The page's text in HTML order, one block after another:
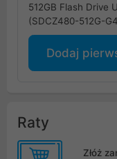
512GB Flash Drive
(SDCZ480-512G-
Dodaj
Raty
Złóż